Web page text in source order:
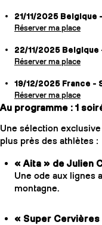
21/11/2025 Belgique
Réserver ma place
22/11/2025 Belgique
Réserver ma place
19/12/2025 France -
Réserver ma place
Au programme : 1
Une sélection
plus près des athlètes :
« Aita » de Julien
Une ode aux lignes
montagne.
« Super